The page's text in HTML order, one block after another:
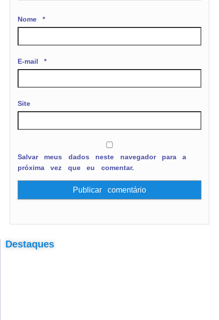
Nome*
E-mail*
Site
Salvar meus dados neste navegador para a
próxima vez que eu comentar.
Destaques